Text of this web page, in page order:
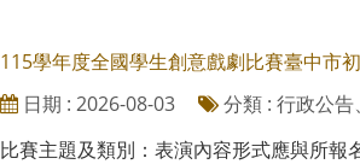
115學年度全國學生創意戲劇比賽臺中市
日期 : 2026-08-03
分類 : 行政公告
比賽主題及類別：表演內容形式應與所